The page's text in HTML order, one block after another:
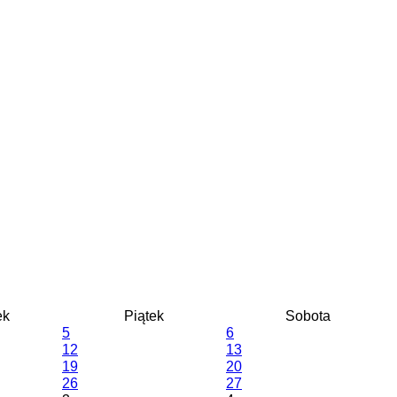
Piątek
Sobota
5
6
12
13
19
20
26
27